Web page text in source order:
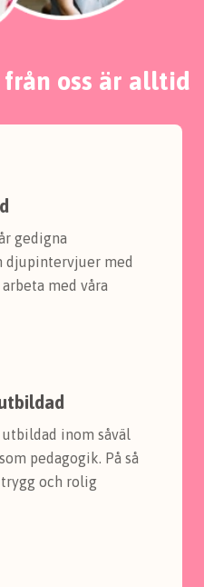
från oss är alltid
gedigna
djupintervjuer med
med våra
inom såväl
pedagogik. På så
och rolig